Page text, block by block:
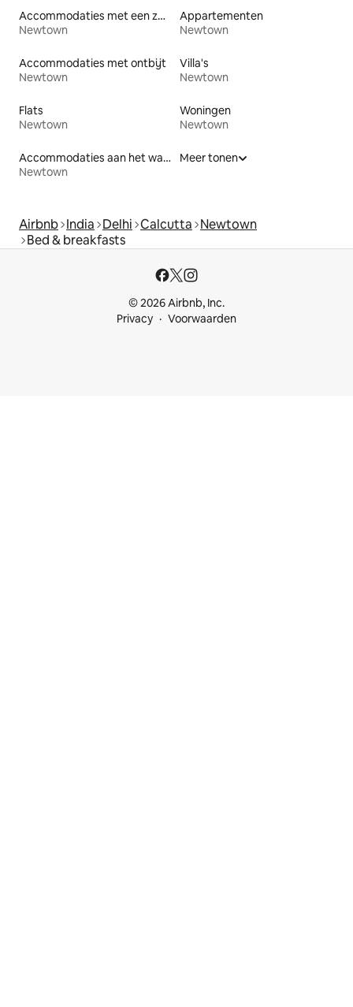
Accommodaties met een zwembad
Newtown
Appartementen
Newtown
Accommodaties met ontbijt
Newtown
Villa's
Newtown
Flats
Newtown
Woningen
Newtown
Accommodaties aan het water
Newtown
Meer tonen
Airbnb India Delhi Calcutta Newtown
Bed & breakfasts
© 2026 Airbnb, Inc.
Privacy
Voorwaarden